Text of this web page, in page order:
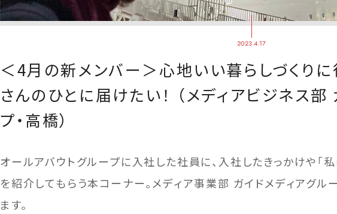
2023.4.17
＜4月の新メンバー＞心地いい暮らしづくりに
さんのひとに届けたい！ （メディアビジネス部
プ・高橋）
オールアバウトグループに入社した社員に、入社したきっかけや「
を紹介してもらう本コーナー。メディア事業部 ガイドメディアグ
ます。